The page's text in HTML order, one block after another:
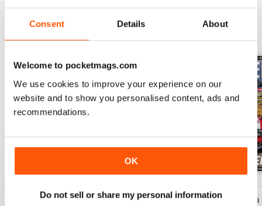
Consent Details About
Welcome to pocketmags.com
We use cookies to improve your experience on our
website and to show you personalised content, ads and
recommendations.
OK
Do not sell or share my personal information
Acquista per€4,99
Acquista per€5,99
ELABORARE
Acquista per
€5,99